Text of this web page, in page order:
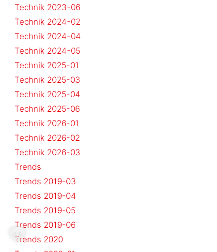
Technik 2023-06
Technik 2024-02
Technik 2024-04
Technik 2024-05
Technik 2025-01
Technik 2025-03
Technik 2025-04
Technik 2025-06
Technik 2026-01
Technik 2026-02
Technik 2026-03
Trends
Trends 2019-03
Trends 2019-04
Trends 2019-05
Trends 2019-06
Trends 2020